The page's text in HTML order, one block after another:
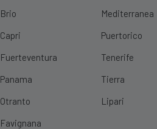
Brio
Capri
Fuerteventura
Panama
Otranto
Favignana
Mediterranea
Puertorico
Tenerife
Tierra
Lipari
PRIMO ORDINE?10% DI